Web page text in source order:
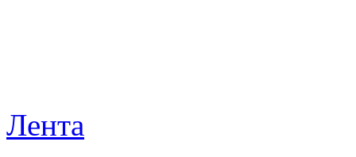
Лента